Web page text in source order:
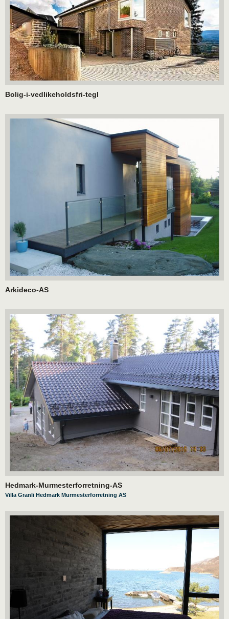
Bolig-i-vedlikeholdsfri-tegl
Arkideco-AS
Hedmark-Murmesterforretning-AS
Villa Granli Hedmark Murmesterforretning AS